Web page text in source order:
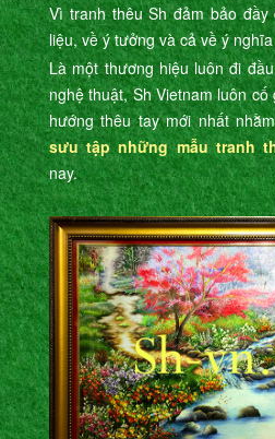
Vì tranh thêu Sh đảm bảo
liệu, về ý tưởng và cả về ý
Là một thương hiệu luôn đi
nghệ thuật, Sh Vietnam luôn
hướng thêu tay mới nhất
sưu tập những mẫu tranh
nay.